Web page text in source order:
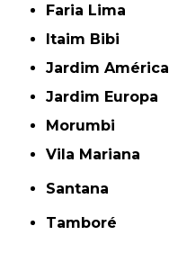
Faria Lima
Itaim Bibi
Jardim América
Jardim Europa
Morumbi
Vila Mariana
Santana
Tamboré